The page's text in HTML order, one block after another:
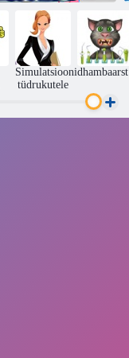
Simulatsioonid
tüdrukutele
hambaarst